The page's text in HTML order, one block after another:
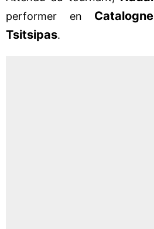
performer en Catalogne
Tsitsipas.